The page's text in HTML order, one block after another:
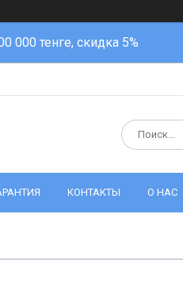
000 тенге, скидка 5%
КОНТАКТЫ О НАС